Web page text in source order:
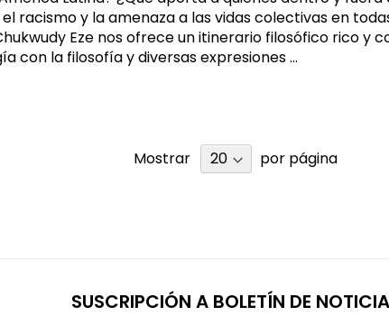
racismo y la amenaza a las vidas colectivas en
Eze nos ofrece un itinerario filosófico rico y
con la filosofía y diversas expresiones ...
Mostrar por página
SUSCRIPCIÓN A BOLETÍN DE